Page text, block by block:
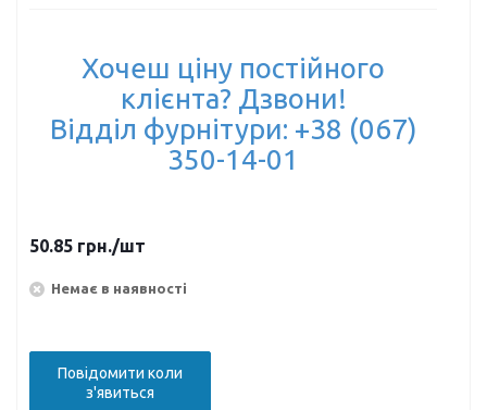
Хочеш ціну постійного
клієнта? Дзвони!
Відділ фурнітури: +38 (067)
350-14-01
50.85 грн./шт
Немає в наявності
Повідомити коли
з'явиться